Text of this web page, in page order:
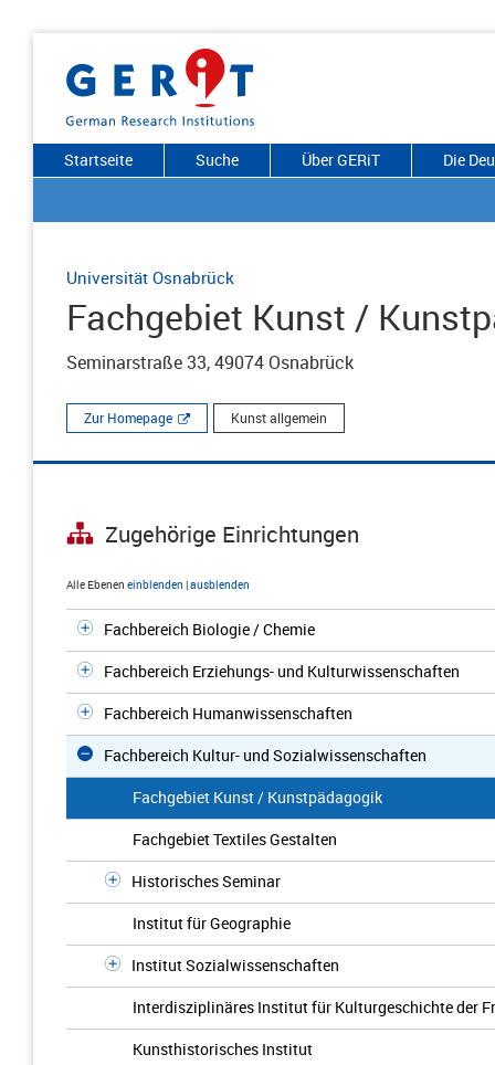
Startseite Suche Über GERiT Die
Universität Osnabrück
Fachgebiet Kunst /
Seminarstraße 33, 49074 Osnabrück
Zur Homepage Kunst allgemein
Zugehörige Einrichtungen
Alle Ebenen einblenden |ausblenden
Fachbereich Biologie / Chemie
Fachbereich Erziehungs- und Kulturwissenschaften
Fachbereich Humanwissenschaften
Fachbereich Kultur- und Sozialwissenschaften
Fachgebiet Kunst / Kunstpädagogik
Fachgebiet Textiles Gestalten
Historisches Seminar
Institut für Geographie
Institut Sozialwissenschaften
Interdisziplinäres Institut für Kulturgeschichte der
Kunsthistorisches Institut